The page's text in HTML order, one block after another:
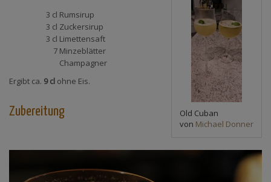
Old Cuban
von Michael Donner
3 cl Rumsirup
3 cl Zuckersirup
3 cl Limettensaft
7 Minzeblätter
Champagner
Ergibt ca. 9 cl ohne Eis.
Zubereitung